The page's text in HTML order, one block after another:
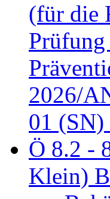
(für die
2026/
01 (SN)
Ö 8.2 -
Klein)